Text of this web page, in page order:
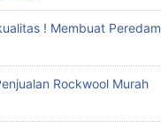
! Membuat Peredam
Rockwool Murah